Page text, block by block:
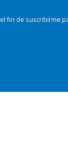
fin de suscribirme